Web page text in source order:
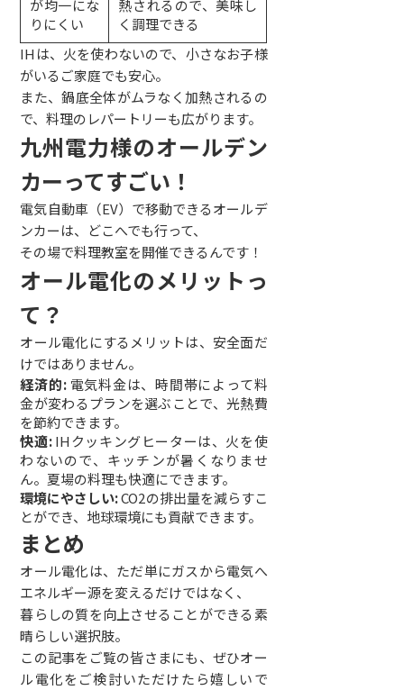
が均一にな
りにくい
熱されるので、美味し
く調理できる
IHは、火を使わないので、小さなお子様
がいるご家庭でも安心。
また、鍋底全体がムラなく加熱されるの
で、料理のレパートリーも広がります。
九州電力様のオールデン
カーってすごい！
電気自動車（EV）で移動できるオールデ
ンカーは、どこへでも行って、
その場で料理教室を開催できるんです！
オール電化のメリットっ
て？
オール電化にするメリットは、安全面だ
けではありません。
経済的:電気料金は、時間帯によって料
金が変わるプランを選ぶことで、光熱費
を節約できます。
快適:IHクッキングヒーターは、火を使
わないので、キッチンが暑くなりませ
ん。夏場の料理も快適にできます。
環境にやさしい:CO2の排出量を減らすこ
とができ、地球環境にも貢献できます。
まとめ
オール電化は、ただ単にガスから電気へ
エネルギー源を変えるだけではなく、
暮らしの質を向上させることができる素
晴らしい選択肢。
この記事をご覧の皆さまにも、ぜひオー
ル電化をご検討いただけたら嬉しいで